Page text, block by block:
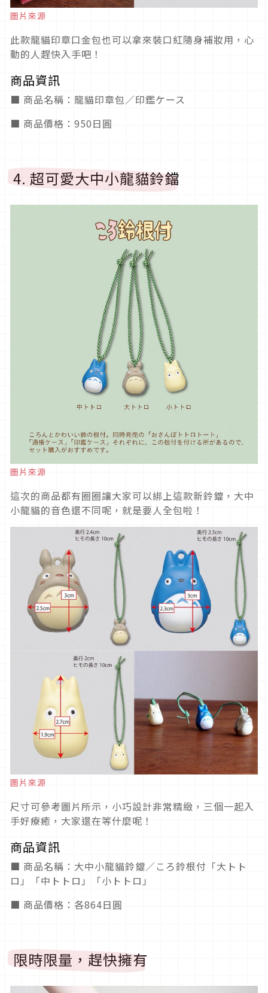
圖片來源
此款龍貓印章口金包也可以拿來裝口紅隨身補妝用，心
動的人趕快入手吧！
商品資訊
■ 商品名稱：龍貓印章包／印鑑ケース
■ 商品價格：950日圓
4. 超可愛大中小龍貓鈴鐺
圖片來源
這次的商品都有圈圈讓大家可以綁上這款新鈴鐺，大中
小龍貓的音色還不同呢，就是要人全包啦！
圖片來源
尺寸可參考圖片所示，小巧設計非常精緻，三個一起入
手好療癒，大家還在等什麼呢！
商品資訊
■ 商品名稱：大中小龍貓鈴鐺／ころ鈴根付「大トト
ロ」「中トトロ」「小トトロ」
■ 商品價格：各864日圓
限時限量，趕快擁有